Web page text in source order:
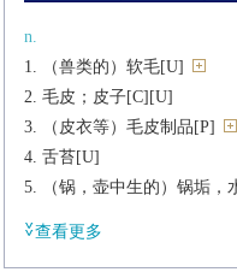
n.
（兽类的）软毛[U]
毛皮；皮子[C][U]
（皮衣等）毛皮制品[P]
舌苔[U]
（锅，壶中生的）锅垢，
查看更多